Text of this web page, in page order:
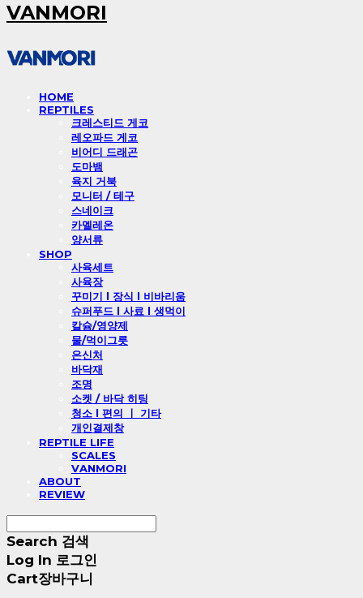
VANMORI
HOME
REPTILES
크레스티드 게코
레오파드 게코
비어디 드래곤
도마뱀
육지 거북
모니터 / 테구
스네이크
카멜레온
양서류
SHOP
사육세트
사육장
꾸미기 l 장식 l 비바리움
슈퍼푸드 l 사료 l 생먹이
칼슘/영양제
물/먹이그릇
은신처
바닥재
조명
소켓 / 바닥 히팅
청소 l 편의 ㅣ 기타
개인결제창
REPTILE LIFE
SCALES
VANMORI
ABOUT
REVIEW
Search 검색
Log In 로그인
Cart장바구니